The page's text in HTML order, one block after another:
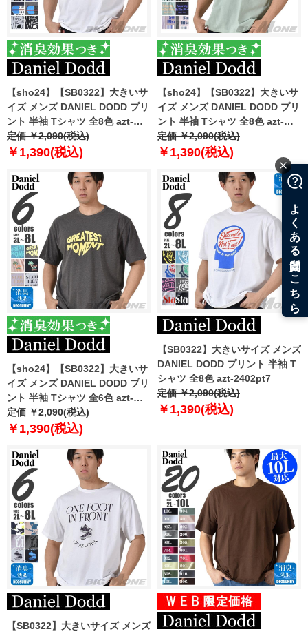
【sho24】【SB0322】大きいサ
イズ メンズ DANIEL DODD プリ
ント 半袖 Tシャツ 全8色 azt-
2402pt4
定価 ￥2,090(税込)
￥1,390(税込)
【sho24】【SB0322】大きいサ
イズ メンズ DANIEL DODD プリ
ント 半袖 Tシャツ 全8色 azt-
2402pt5
定価 ￥2,090(税込)
￥1,390(税込)
【sho24】【SB0322】大きいサ
イズ メンズ DANIEL DODD プリ
ント 半袖 Tシャツ 全6色 azt-
2402pt6
定価 ￥2,090(税込)
￥1,390(税込)
【SB0322】大きいサイズ メンズ
DANIEL DODD プリント 半袖 T
シャツ 全8色 azt-2402pt7
定価 ￥2,090(税込)
￥1,390(税込)
【SB0322】大きいサイズ メンズ